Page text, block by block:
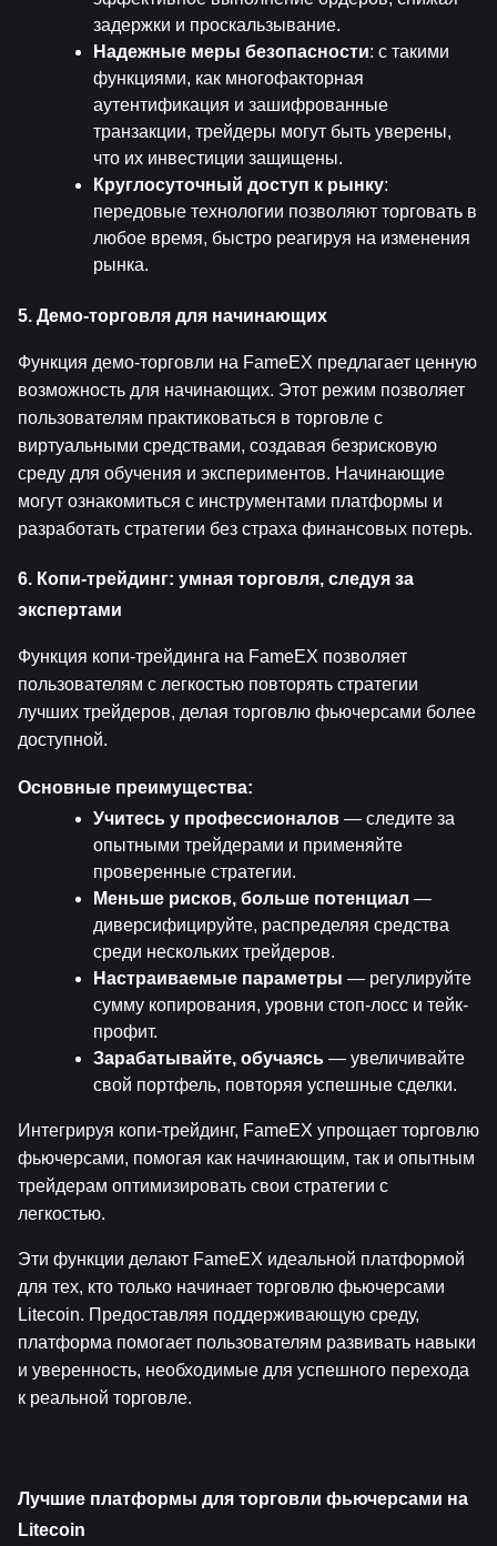
задержки и проскальзывание.
Надежные меры безопасности: с такими
функциями, как многофакторная
аутентификация и зашифрованные
транзакции, трейдеры могут быть уверены,
что их инвестиции защищены.
Круглосуточный доступ к рынку:
передовые технологии позволяют торговать в
любое время, быстро реагируя на изменения
рынка.
5. Демо-торговля для начинающих
Функция демо-торговли на FameEX предлагает ценную
возможность для начинающих. Этот режим позволяет
пользователям практиковаться в торговле с
виртуальными средствами, создавая безрисковую
среду для обучения и экспериментов. Начинающие
могут ознакомиться с инструментами платформы и
разработать стратегии без страха финансовых потерь.
6. Копи-трейдинг: умная торговля, следуя за
экспертами
Функция копи-трейдинга на FameEX позволяет
пользователям с легкостью повторять стратегии
лучших трейдеров, делая торговлю фьючерсами более
доступной.
Основные преимущества:
Учитесь у профессионалов — следите за
опытными трейдерами и применяйте
проверенные стратегии.
Меньше рисков, больше потенциал —
диверсифицируйте, распределяя средства
среди нескольких трейдеров.
Настраиваемые параметры — регулируйте
сумму копирования, уровни стоп-лосс и тейк-
профит.
Зарабатывайте, обучаясь — увеличивайте
свой портфель, повторяя успешные сделки.
Интегрируя копи-трейдинг, FameEX упрощает торговлю
фьючерсами, помогая как начинающим, так и опытным
трейдерам оптимизировать свои стратегии с
легкостью.
Эти функции делают FameEX идеальной платформой
для тех, кто только начинает торговлю фьючерсами
Litecoin. Предоставляя поддерживающую среду,
платформа помогает пользователям развивать навыки
и уверенность, необходимые для успешного перехода
к реальной торговле.
Лучшие платформы для торговли фьючерсами на
Litecoin